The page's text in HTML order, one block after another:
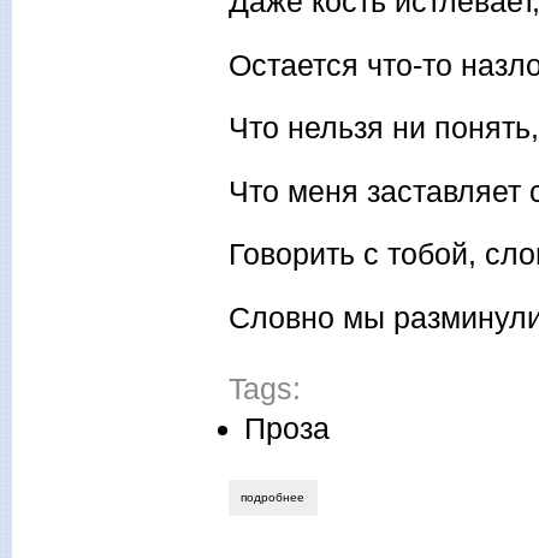
Остается что-то
Что нельзя ни
Что меня заставляет
Говорить с тобой,
Словно мы
Tags:
Проза
подробнее